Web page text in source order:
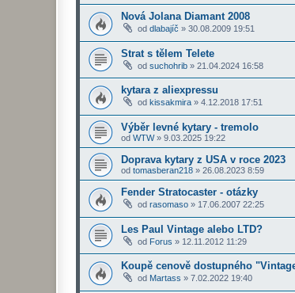
Nová Jolana Diamant 2008
od dlabajíč » 30.08.2009 19:51
Strat s tělem Telete
od suchohrib » 21.04.2024 16:58
kytara z aliexpressu
od kissakmira » 4.12.2018 17:51
Výběr levné kytary - tremolo
od WTW» 9.03.2025 19:22
Doprava kytary z USA v roce 2023
od tomasberan218 » 26.08.2023 8:59
Fender Stratocaster - otázky
od rasomaso » 17.06.2007 22:25
Les Paul Vintage alebo LTD?
od Forus » 12.11.2012 11:29
Koupě cenově dostupného
od Martass » 7.02.2022 19:40